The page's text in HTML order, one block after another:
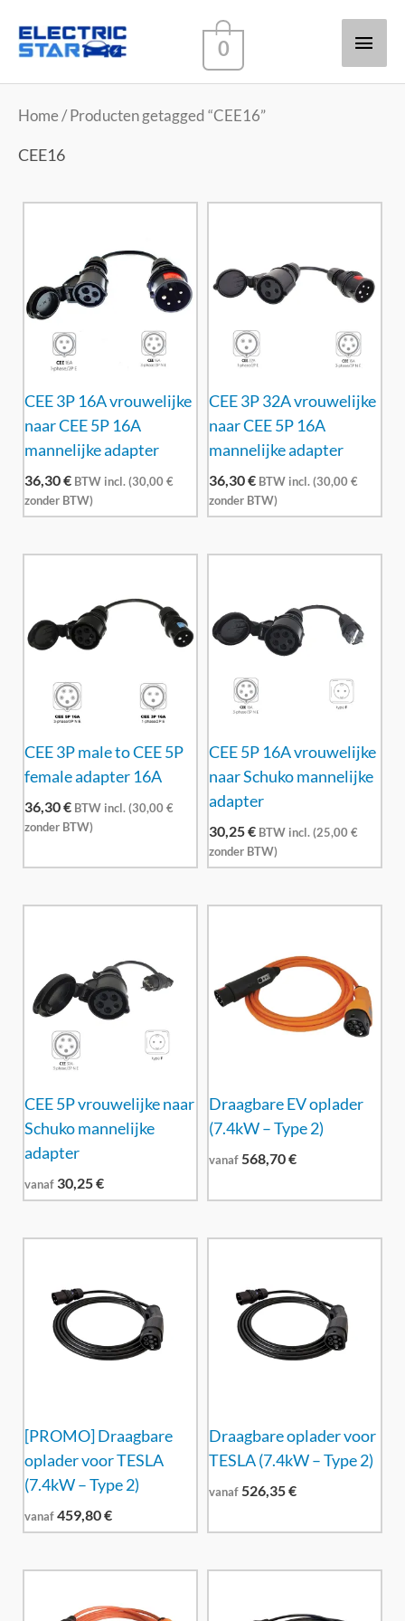
0
Home/ Producten getagged “CEE16”
CEE16
CEE 3P 16A vrouwelijke
naar CEE 5P 16A
mannelijke adapter
36,30€ BTW incl. (30,00€
zonder BTW)
CEE 3P 32A vrouwelijke
naar CEE 5P 16A
mannelijke adapter
36,30€ BTW incl. (30,00€
zonder BTW)
CEE 3P male to CEE 5P
female adapter 16A
36,30€ BTW incl. (30,00€
zonder BTW)
CEE 5P 16A vrouwelijke
naar Schuko mannelijke
adapter
30,25€ BTW incl. (25,00€
zonder BTW)
CEE 5P vrouwelijke naar
Schuko mannelijke
adapter
vanaf 30,25€
Draagbare EV oplader
(7.4kW – Type 2)
vanaf 568,70€
[PROMO] Draagbare
oplader voor TESLA
(7.4kW – Type 2)
vanaf459,80€
Draagbare oplader voor
TESLA (7.4kW – Type 2)
vanaf526,35€